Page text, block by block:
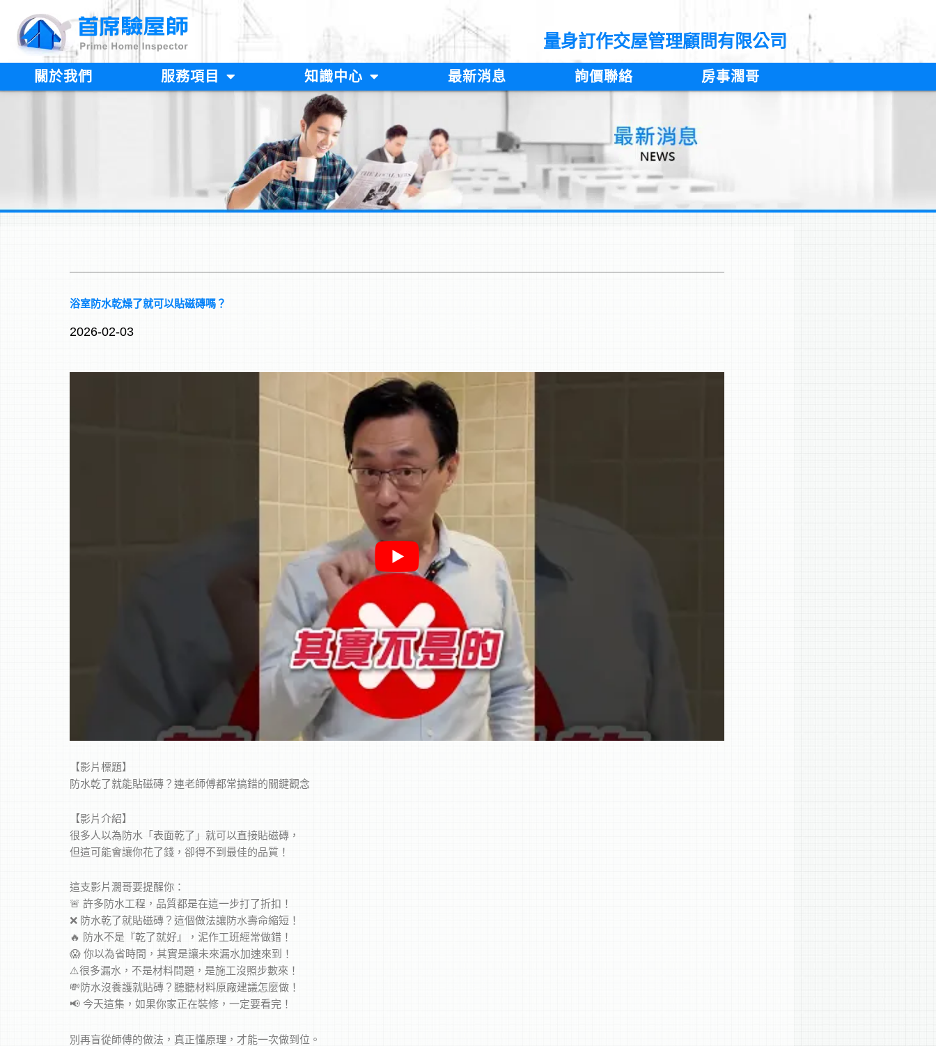
容
量身訂作交屋管理顧問有限公司
關於我們 服務項目 知識中心 最新消息 詢價聯絡 房事濶哥
浴室防水乾燥了就可以貼磁磚嗎？
2026-02-03
【影片標題】
防水乾了就能貼磁磚？連老師傅都常搞錯的關鍵觀念
【影片介紹】
很多人以為防水「表面乾了」就可以直接貼磁磚，
但這可能會讓你花了錢，卻得不到最佳的品質！
這支影片濶哥要提醒你：
🚨 許多防水工程，品質都是在這一步打了折扣！
❌ 防水乾了就貼磁磚？這個做法讓防水壽命縮短！
🔥 防水不是『乾了就好』，泥作工班經常做錯！
😱 你以為省時間，其實是讓未來漏水加速來到！
⚠️很多漏水，不是材料問題，是施工沒照步數來！
💸防水沒養護就貼磚？聽聽材料原廠建議怎麼做！
📢 今天這集，如果你家正在裝修，一定要看完！
別再盲從師傅的做法，真正懂原理，才能一次做到位。